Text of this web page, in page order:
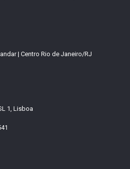
| Centro Rio de Janeiro/RJ
1, Lisboa